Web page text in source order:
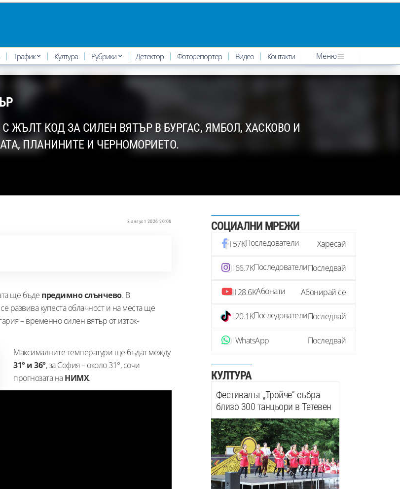
Трафик Култура Рубрики Детектор Фоторепортер Видео Контакти Меню
ЖЪЛТ КОД ЗА СИЛЕН ВЯТЪР В БУРГАС, ЯМБОЛ, ХАСКОВО И
ПЛАНИНИТЕ И ЧЕРНОМОРИЕТО.
3 август 2026 20:06
ще бъде предимно слънчево. В
развива купеста облачност и на места ще
– временно силен вятър от изток-
Максималните температури ще бъдат между
31° и 36°, за София – около 31°, сочи
прогнозата наНИМХ.
СОЦИАЛНИ МРЕЖИ
57KПоследователи Харесай
66.7KПоследователиПоследвай
28.6KАбонати Абонирай се
20.1KПоследователиПоследвай
WhatsApp Последвай
КУЛТУРА
Фестивалът „Тройче“ събра
близо 300 танцьори в Тетевен